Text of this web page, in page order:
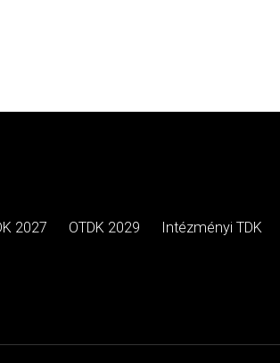
2027 OTDK 2029 Intézményi TDK